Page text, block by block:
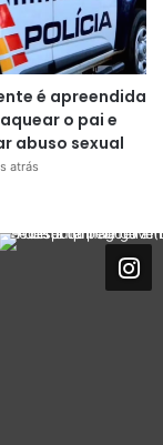
é apreendida
o pai e
abuso sexual
atrás